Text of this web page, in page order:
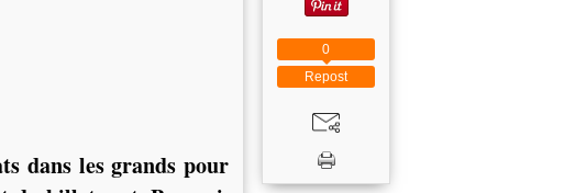
dans les grands pour
Repost
0